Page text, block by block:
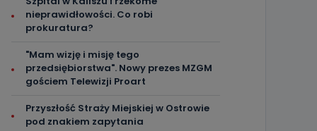
nieprawidłowości. Co robi
prokuratura?
"Mam wizję i misję tego
przedsiębiorstwa". Nowy prezes MZGM
gościem Telewizji Proart
Przyszłość Straży Miejskiej w Ostrowie
pod znakiem zapytania